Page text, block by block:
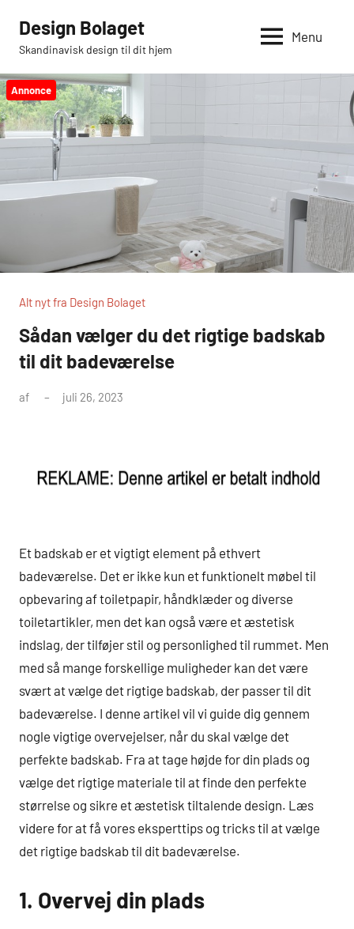
indhold
Design Bolaget
Skandinavisk design til dit hjem
Menu
Annonce
Alt nyt fra Design Bolaget
Sådan vælger du det rigtige badskab
til dit badeværelse
af juli 26, 2023
Et badskab er et vigtigt element på ethvert
badeværelse. Det er ikke kun et funktionelt møbel til
opbevaring af toiletpapir, håndklæder og diverse
toiletartikler, men det kan også være et æstetisk
indslag, der tilføjer stil og personlighed til rummet. Men
med så mange forskellige muligheder kan det være
svært at vælge det rigtige badskab, der passer til dit
badeværelse. I denne artikel vil vi guide dig gennem
nogle vigtige overvejelser, når du skal vælge det
perfekte badskab. Fra at tage højde for din plads og
vælge det rigtige materiale til at finde den perfekte
størrelse og sikre et æstetisk tiltalende design. Læs
videre for at få vores eksperttips og tricks til at vælge
det rigtige badskab til dit badeværelse.
1. Overvej din plads